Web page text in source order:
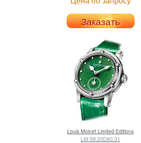
Заказать
Louis Moinet Limited Editions
LM-58.20D60.31